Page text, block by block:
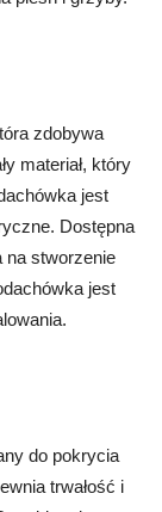
zdobywa
materiał, który
jest
Dostępna
na stworzenie
jest
do pokrycia
trwałość i